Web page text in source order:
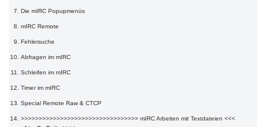
Die mIRC Popupmenüs
mIRC Remote
Fehlersuche
Abfragen im mIRC
Schleifen im mIRC
Timer im mIRC
Special Remote Raw & CTCP
>>>>>>>>>>>>>>>>>>>>>>>>>>>>>>>>> mIRC Arbeiten mit Textdateien <<<